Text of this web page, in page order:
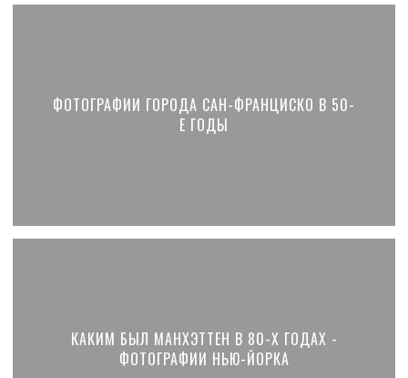
ФОТОГРАФИИ ГОРОДА САН-ФРАНЦИСКО В 50-
Е ГОДЫ
КАКИМ БЫЛ МАНХЭТТЕН В 80-Х ГОДАХ -
ФОТОГРАФИИ НЬЮ-ЙОРКА